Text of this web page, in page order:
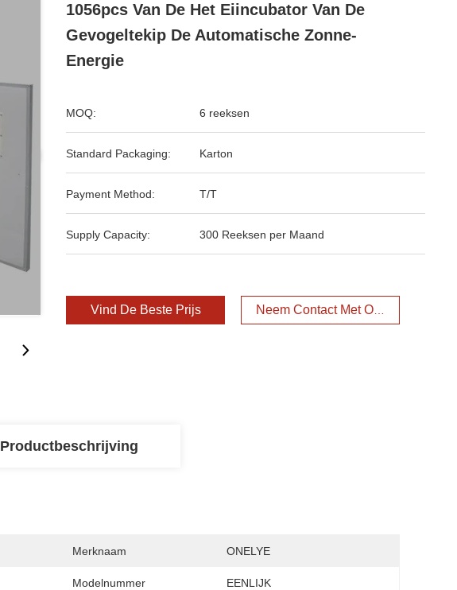
1056pcs Van De Het Eiincubator Van De
Gevogeltekip De Automatische Zonne-
Energie
MOQ: 6 reeksen
Standard Packaging: Karton
Payment Method: T/T
Supply Capacity: 300 Reeksen per Maand
Vind De Beste Prijs Neem Contact Met Ons Op
Productbeschrijving
Merknaam ONELYE
Modelnummer EENLIJK